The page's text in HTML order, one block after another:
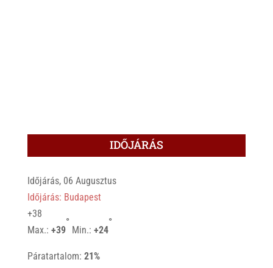
IDŐJÁRÁS
Időjárás, 06 Augusztus
Időjárás: Budapest
+38
Max.: +39
°
Min.: +24
°
Páratartalom: 21%